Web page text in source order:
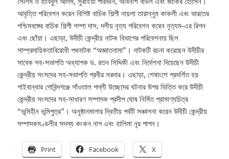
আবৃত্তি পরিবেশন করেন বিশিষ্ট বাচিক শিল্পী নায়লা তারান্নুম কাকলী এবং ভারতের
পশ্চিমবঙ্গের বাচিক শিল্পী শম্পা দাস, দলীয় নৃত্য পরিবেশন করেন নৃত্যম-এর রিপন
এবং ছোঁয়া। এছাড়া, উদীচী কেন্দ্রীয় নাটক বিভাগের পরিবেশনায় ছিল
সাম্প্রদায়িকতাবিরোধী পথনাটক “অজ্ঞাতনামা”। নাটকটি রচনা করেছেন উদীচীর
সাবেক সহ-সভাপতি অধ্যাপক ড. রতন সিদ্দিকী এবং নির্দেশনা দিয়েছেন উদীচী
কেন্দ্রীয় সংসদের সহ-সভাপতি প্রবীর সরদার। এছাড়া, শেষাংশে প্রদর্শিত হয়
গাইবান্ধার গোবিন্দগঞ্জে সাঁওতাল পল্লী উচ্ছেদের ঘটনার উপর ভিত্তি করে উদীচী
কেন্দ্রীয় সংসদের সহ-সাধারণ সম্পাদক প্রদীপ ঘোষ নির্মিত প্রামাণ্যচিত্র
“ভূমিহীন ভূমিপুত্র”। অনুষ্ঠানমালার দ্বিতীয় পর্বটি সঞ্চালনা করেন উদীচী কেন্দ্রীয়
সম্পাদকমণ্ডলীর সদস্য কংকন নাগ এবং হালিমা নূর পাপন।
Print Facebook X